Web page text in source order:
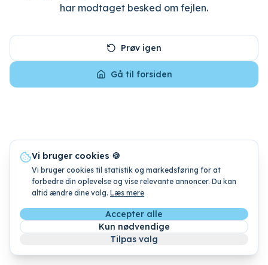
Vi bruger cookies 🍪
Vi bruger cookies til statistik og markedsføring for at
forbedre din oplevelse og vise relevante annoncer. Du kan
altid ændre dine valg. Læs mere
Accepter alle
Kun nødvendige
Tilpas valg
har modtaget besked om fejlen.
Prøv igen
Gå til forsiden